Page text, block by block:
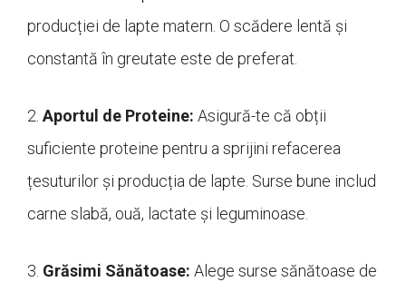
producției de lapte matern. O scădere lentă și
constantă în greutate este de preferat.
2. Aportul de Proteine: Asigură-te că obții
suficiente proteine pentru a sprijini refacerea
țesuturilor și producția de lapte. Surse bune includ
carne slabă, ouă, lactate și leguminoase.
3. Grăsimi Sănătoase: Alege surse sănătoase de